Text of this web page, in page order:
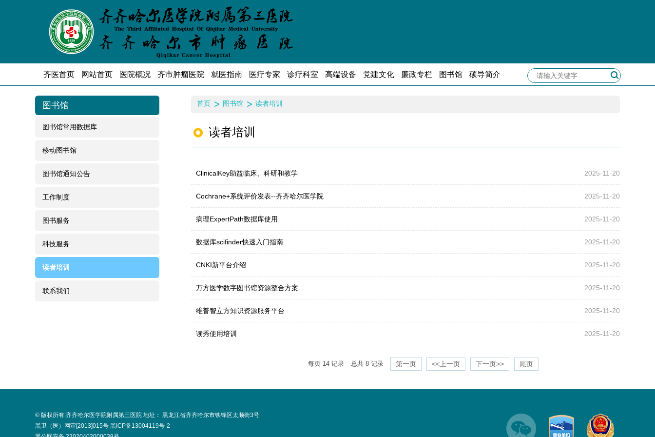
齐医首页 网站首页 医院概况 齐市肿瘤医院 就医指南 医疗专家 诊疗科室 高端设备 党建文化 廉政专栏 图书馆 硕导简介
图书馆
图书馆常用数据库
移动图书馆
图书馆通知公告
工作制度
图书服务
科技服务
读者培训
联系我们
首页 图书馆 读者培训
读者培训
ClinicalKey助益临床、科研和教学 2025-11-20
Cochrane+系统评价发表--齐齐哈尔医学院 2025-11-20
病理ExpertPath数据库使用 2025-11-20
数据库scifinder快速入门指南 2025-11-20
CNKI新平台介绍 2025-11-20
万方医学数字图书馆资源整合方案 2025-11-20
维普智立方知识资源服务平台 2025-11-20
读秀使用培训 2025-11-20
每页 14 记录 总共 8 记录 第一页 <<上一页 下一页>> 尾页
© 版权所有:齐齐哈尔医学院附属第三医院 地址： 黑龙江省齐齐哈尔市铁锋区太顺街3号
黑卫（医）网审[2013]015号 黑ICP备13004119号-2